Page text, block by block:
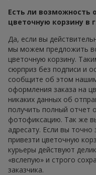
Есть ли возможность
цветочную корзину в
Да, если вы
мы можем предложить
цветочную корзину.
сюрприз без подписи и
сообщите об этом
оформления заказа на
никаких данных об
получить полный отчет
фотофиксацию. Так же
адресату. Если вы
привезти цветочную
курьеры действуют
«вслепую» и строго
заказчика.